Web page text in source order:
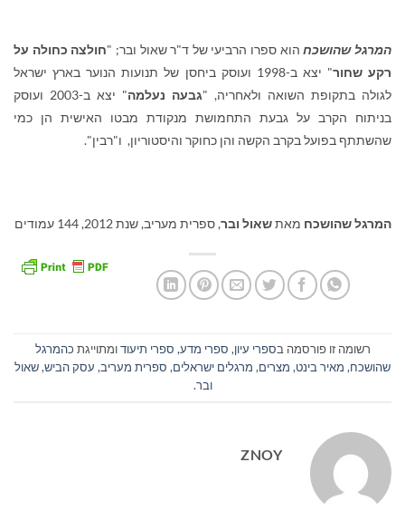
המרגל שהושכחהוא ספרו הרביעי של ד"ר שאול ובר; "חולצה כחולה על
רקע שחור
" יצא ב-1998 ועוסק ביחסן של תנועות הנוער בארץ ישראל
לגולה בתקופת השואה ולאחריה, "גבעה נעלמה
" יצא ב-2003 ועוסק
בניתוח הקרב על גבעת התחמושת מנקודת מבטו האישית הן כמי
שהשתתף בפועל בקרב הקשה והן כחוקר והיסטוריון, ו"רבין".
המרגל שהושכח מאתשאול ובר, ספרית מעריב, שנת 2012, 144 עמודים
רשומה זו פורסמה בספרי עיון, ספרי מדע, ספרי תיעודומתוייגת כהמרגל
שהושכח, מאיר בינט, מצרים, מרגלים ישראלים, ספרית מעריב, עסק הביש,שאול
ובר.
ZNOY